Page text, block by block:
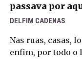
passava por
DELFIM CADENAS
Nas ruas, casas,
enfim, por todo o